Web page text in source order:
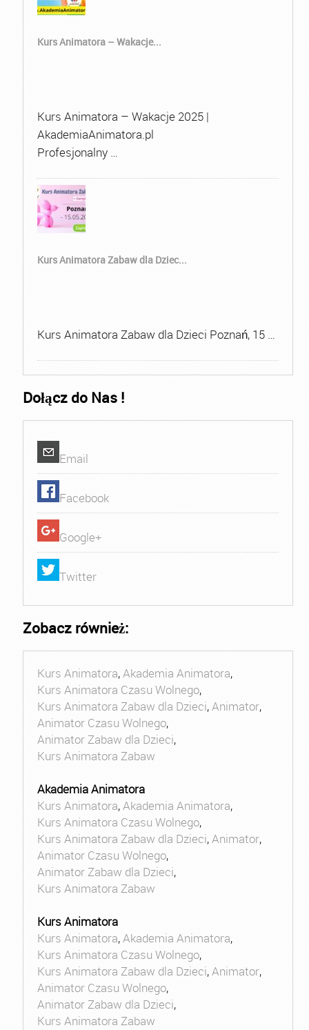
Kurs Animatora – Wakacje...
Kurs Animatora – Wakacje 2025 |
AkademiaAnimatora.pl
Profesjonalny …
Kurs Animatora Zabaw dla Dziec...
Kurs Animatora Zabaw dla Dzieci Poznań, 15 …
Dołącz do Nas !
Email
Facebook
Google+
Twitter
Zobacz również:
Kurs Animatora,Akademia Animatora,
Kurs Animatora Czasu Wolnego,
Kurs Animatora Zabaw dla Dzieci,Animator,
Animator Czasu Wolnego,
Animator Zabaw dla Dzieci,
Kurs Animatora Zabaw
Akademia Animatora
Kurs Animatora,Akademia Animatora,
Kurs Animatora Czasu Wolnego,
Kurs Animatora Zabaw dla Dzieci,Animator,
Animator Czasu Wolnego,
Animator Zabaw dla Dzieci,
Kurs Animatora Zabaw
Kurs Animatora
Kurs Animatora,Akademia Animatora,
Kurs Animatora Czasu Wolnego,
Kurs Animatora Zabaw dla Dzieci,Animator,
Animator Czasu Wolnego,
Animator Zabaw dla Dzieci,
Kurs Animatora Zabaw